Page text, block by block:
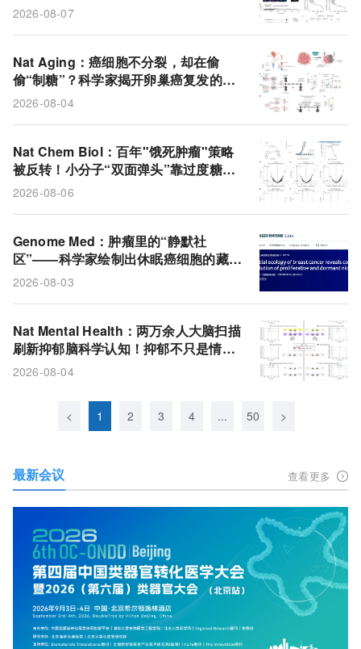
2026-08-07
Nat Aging：癌细胞不分裂，却在偷
偷“制糖”？科学家揭开卵巢癌复发的代
谢诡计
2026-08-04
Nat Chem Biol：百年"饿死肿瘤"策略
被反转！小分子“双面弹头”靠过度糖酵
解撑死肿瘤细胞
2026-08-06
Genome Med：肿瘤里的“静默社
区”——科学家绘制出休眠癌细胞的藏身
地图
2026-08-03
Nat Mental Health：两万余人大脑扫描
刷新抑郁脑科学认知！抑郁不只是情绪
病，视觉、运动脑区同步受损
2026-08-04
< 1 2 3 4 ... 50 >
最新会议 查看更多